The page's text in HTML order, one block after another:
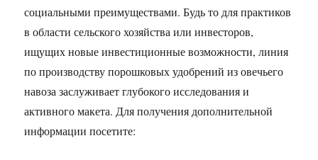
социальными преимуществами. Будь то для практиков
в области сельского хозяйства или инвесторов,
ищущих новые инвестиционные возможности, линия
по производству порошковых удобрений из овечьего
навоза заслуживает глубокого исследования и
активного макета. Для получения дополнительной
информации посетите: